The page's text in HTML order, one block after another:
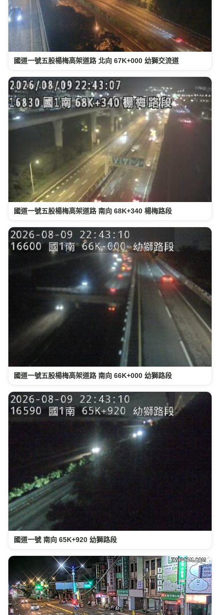
國道一號五股楊梅高架道路 北向 67K+000 幼獅交流道
國道一號五股楊梅高架道路 南向 68K+340 楊梅路段
國道一號五股楊梅高架道路 南向 66K+000 幼獅路段
國道一號 南向 65K+920 幼獅路段